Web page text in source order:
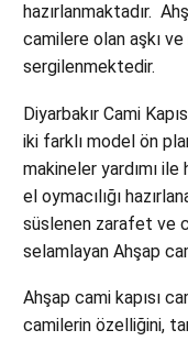
hazırlanmaktadır.
camilere olan aşkı
sergilenmektedir.
Diyarbakır Cami
iki farklı model ön
makineler yardımı ile
el oymacılığı
süslenen zarafet ve
selamlayan Ahşap
Ahşap cami kapısı
camilerin özelliğini,